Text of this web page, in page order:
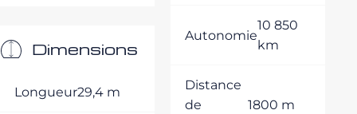
Dimensions
Longueur29,4 m
Autonomie
10 850
km
Distance
de
1800 m